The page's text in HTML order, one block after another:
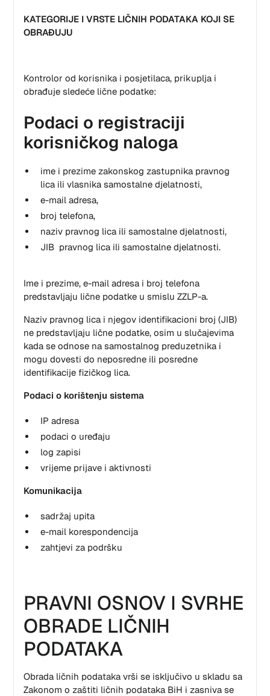
KATEGORIJE I VRSTE LIČNIH PODATAKA KOJI SE
OBRAĐUJU
Kontrolor od korisnika i posjetilaca, prikuplja i
obrađuje sledeće lične podatke:
Podaci o registraciji
korisničkog naloga
ime i prezime zakonskog zastupnika pravnog
lica ili vlasnika samostalne djelatnosti,
e-mail adresa,
broj telefona,
naziv pravnog lica ili samostalne djelatnosti,
JIB pravnog lica ili samostalne djelatnosti.
Ime i prezime, e-mail adresa i broj telefona
predstavljaju lične podatke u smislu ZZLP-a.
Naziv pravnog lica i njegov identifikacioni broj (JIB)
ne predstavljaju lične podatke, osim u slučajevima
kada se odnose na samostalnog preduzetnika i
mogu dovesti do neposredne ili posredne
identifikacije fizičkog lica.
Podaci o korištenju sistema
IP adresa
podaci o uređaju
log zapisi
vrijeme prijave i aktivnosti
Komunikacija
sadržaj upita
e-mail korespondencija
zahtjevi za podršku
PRAVNI OSNOV I SVRHE
OBRADE LIČNIH
PODATAKA
Obrada ličnih podataka vrši se isključivo u skladu sa
Zakonom o zaštiti ličnih podataka BiH i zasniva se